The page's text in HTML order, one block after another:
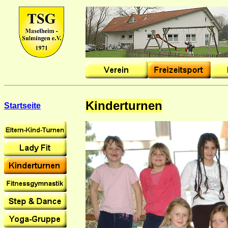
Startseite Kinderturnen